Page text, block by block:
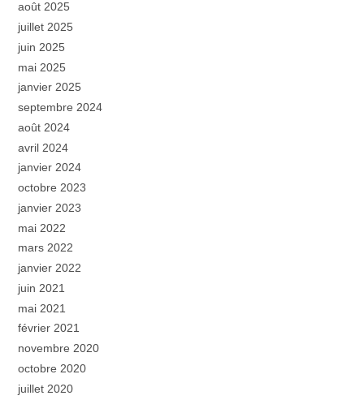
août 2025
juillet 2025
juin 2025
mai 2025
janvier 2025
septembre 2024
août 2024
avril 2024
janvier 2024
octobre 2023
janvier 2023
mai 2022
mars 2022
janvier 2022
juin 2021
mai 2021
février 2021
novembre 2020
octobre 2020
juillet 2020